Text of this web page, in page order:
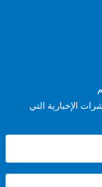
التي